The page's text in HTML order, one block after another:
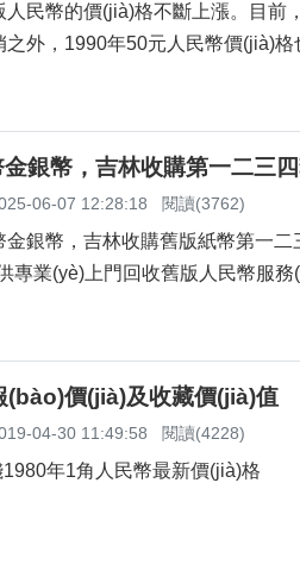
民幣的價(jià)格不斷上漲。目前
外，1990年50元人民幣價(jià)
銀幣，吉林收購第一二三
06-07 12:28:18 閱讀(3762)
幣，吉林收購舊版紙幣第一二
(yè)上門回收舊版人民幣服務
(bào)價(jià)及收藏價(jià)值
04-30 11:49:58 閱讀(4228)
年1角人民幣最新價(jià)格